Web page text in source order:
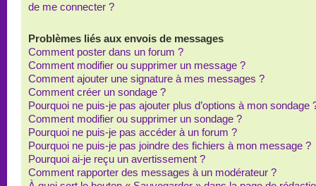
de me connecter ?
Problèmes liés aux envois de messages
Comment poster dans un forum ?
Comment modifier ou supprimer un message ?
Comment ajouter une signature à mes messages ?
Comment créer un sondage ?
Pourquoi ne puis-je pas ajouter plus d’options à mon sondage
Comment modifier ou supprimer un sondage ?
Pourquoi ne puis-je pas accéder à un forum ?
Pourquoi ne puis-je pas joindre des fichiers à mon message ?
Pourquoi ai-je reçu un avertissement ?
Comment rapporter des messages à un modérateur ?